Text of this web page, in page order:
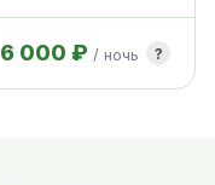
6 000 ₽ / ночь ?